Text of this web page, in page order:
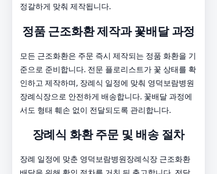
정갈하게 맞춰 제작됩니다.
정품 근조화환 제작과 꽃배달 과정
모든 근조화환은 주문 즉시 제작되는 정품 화환을 기
준으로 준비합니다. 전문 플로리스트가 꽃 상태를 확
인하고 제작하며, 장례식 일정에 맞춰 영덕보람병원
장례식장으로 안전하게 배송합니다. 꽃배달 과정에
서도 형태 훼손 없이 전달되도록 관리합니다.
장례식 화환 주문 및 배송 절차
장례 일정에 맞춘 영덕보람병원장례식장 근조화환